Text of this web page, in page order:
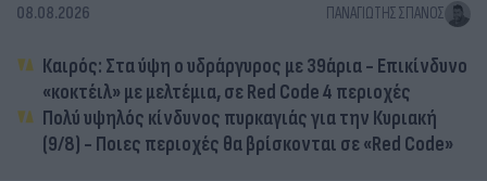
08.08.2026 ΠΑΝΑΓΙΏΤΗΣ ΣΠΑΝΌΣ
Καιρός: Στα ύψη ο υδράργυρος με 39άρια - Επικίνδυνο
«κοκτέιλ» με μελτέμια, σε Red Code 4 περιοχές
Πολύ υψηλός κίνδυνος πυρκαγιάς για την Κυριακή
(9/8) - Ποιες περιοχές θα βρίσκονται σε «Red Code»